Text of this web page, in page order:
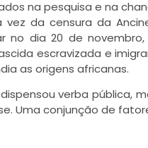
na pesquisa e na
da censura da
no dia 20 de
escravizada e
as origens africanas.
verba pública,
Uma conjunção de